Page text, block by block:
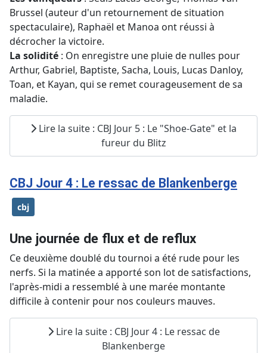
Brussel (auteur d'un retournement de situation
spectaculaire), Raphaël et Manoa ont réussi à
décrocher la victoire.
La solidité : On enregistre une pluie de nulles pour
Arthur, Gabriel, Baptiste, Sacha, Louis, Lucas Danloy,
Toan, et Kayan, qui se remet courageusement de sa
maladie.
Lire la suite : CBJ Jour 5 : Le "Shoe-Gate" et la
fureur du Blitz
CBJ Jour 4 : Le ressac de Blankenberge
cbj
Une journée de flux et de reflux
Ce deuxième doublé du tournoi a été rude pour les
nerfs. Si la matinée a apporté son lot de satisfactions,
l'après-midi a ressemblé à une marée montante
difficile à contenir pour nos couleurs mauves.
Lire la suite : CBJ Jour 4 : Le ressac de
Blankenberge